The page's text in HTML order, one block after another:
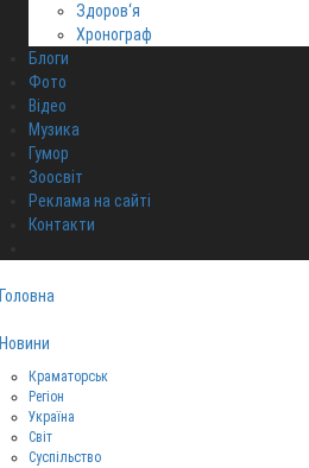
Здоров‘я
Хронограф
Блоги
Фото
Відео
Музика
Гумор
Зоосвіт
Реклама на сайті
Контакти
Головна
Новини
Краматорськ
Регіон
Україна
Світ
Суспільство